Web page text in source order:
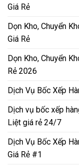
Giá Rẻ
Dọn Kho, Chuyển
Giá Rẻ
Dọn Kho, Chuyển
Rẻ 2026
Dịch Vụ Bốc Xếp
Dịch vụ bốc xếp
Liệt giá rẻ 24/7
Dịch Vụ Bốc Xếp
Giá Rẻ #1